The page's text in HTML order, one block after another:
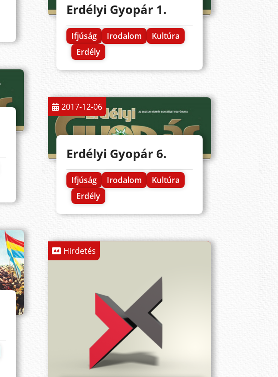
Erdélyi Gyopár 1.
Ifjúság Irodalom
Kultúra
Erdély
2017-12-06
Erdélyi Gyopár 6.
Ifjúság Irodalom
Kultúra
Erdély
Hirdetés